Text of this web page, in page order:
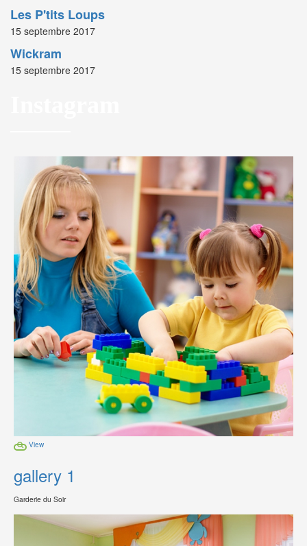
Les P'tits Loups
15 septembre 2017
Wickram
15 septembre 2017
View
gallery 1
Garderie du Soir